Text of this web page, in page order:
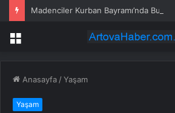
Madenciler Kurban Bayramı’nda Buluştu
Menü
Anasayfa /Yaşam
Yaşam